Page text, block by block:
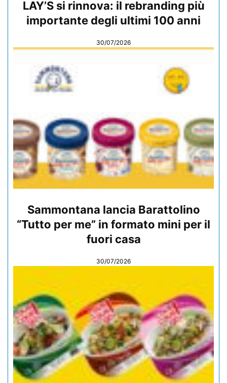
LAY’S si rinnova: il rebranding più
importante degli ultimi 100 anni
30/07/2026
Sammontana lancia Barattolino
“Tutto per me” in formato mini per il
fuori casa
30/07/2026